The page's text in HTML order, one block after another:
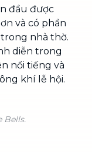
đầu được
và có phần
nhà thờ.
diễn trong
nổi tiếng và
khí lễ hội.
Bells.